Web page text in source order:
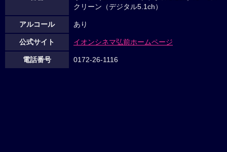
クリーン（デジタル5.1ch）
アルコール あり
公式サイト イオンシネマ弘前ホームページ
電話番号 0172-26-1116